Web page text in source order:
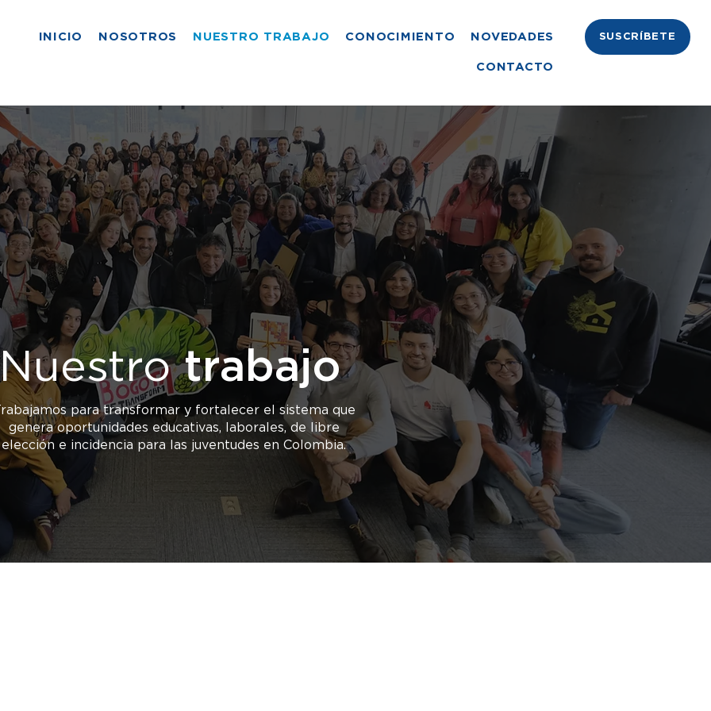
INICIO NOSOTROS NUESTRO TRABAJO CONOCIMIENTO NOVEDADES
CONTACTO
SUSCRÍBETE
Nuestrotrabajo
para transformar y fortalecer el sistema que
genera oportunidades educativas, laborales, de libre
elección e incidencia para las juventudes en Colombia.